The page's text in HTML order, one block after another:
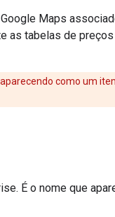
Maps
as tabelas de
como um
É o nome que